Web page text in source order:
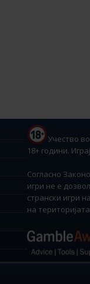
Учество
18+ години.
Согласно
игри не е
странски игри
на